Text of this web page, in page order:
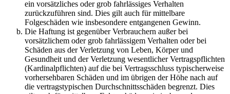
ein vorsätzliches oder grob fahrlässiges Verhalten
zurückzuführen sind. Dies gilt auch für mittelbare
Folgeschäden wie insbesondere entgangenen Gewinn.
Die Haftung ist gegenüber Verbrauchern außer bei
vorsätzlichem oder grob fahrlässigem Verhalten oder bei
Schäden aus der Verletzung von Leben, Körper und
Gesundheit und der Verletzung wesentlicher Vertragspflichten
(Kardinalpflichten) auf die bei Vertragsschluss typischerweise
vorhersehbaren Schäden und im übrigen der Höhe nach auf
die vertragstypischen Durchschnittsschäden begrenzt. Dies